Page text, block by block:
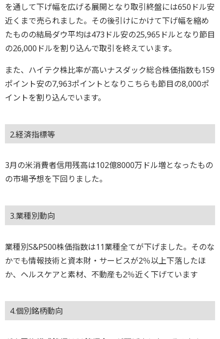
を通して下げ幅を広げる展開となり取引終盤には650ドル安
近くまで売られました。その後引けにかけて下げ幅を縮め
たものの結局ダウ平均は473ドル安の25,965ドルとなり節目
の26,000ドルを割り込んで取引を終えています。
また、ハイテク株比率が高いナスダック総合株価指数も159
ポイント安の7,963ポイントとなりこちらも節目の8,000ポ
イントを割り込んでいます。
2.経済指標等
3月の米消費者信用残高は102億8000万ドル増となったもの
の市場予想を下回りました。
3.業種別動向
業種別S&P500株価指数は11業種全てが下げました。そのな
かでも情報技術と資本財・サービスが2％以上下落したほ
か、ヘルスケアと素材、不動産も2％近く下げています
4.個別銘柄動向